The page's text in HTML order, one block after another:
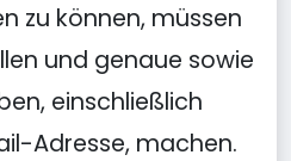
zu können, müssen
und genaue sowie
einschließlich
Adresse, machen.